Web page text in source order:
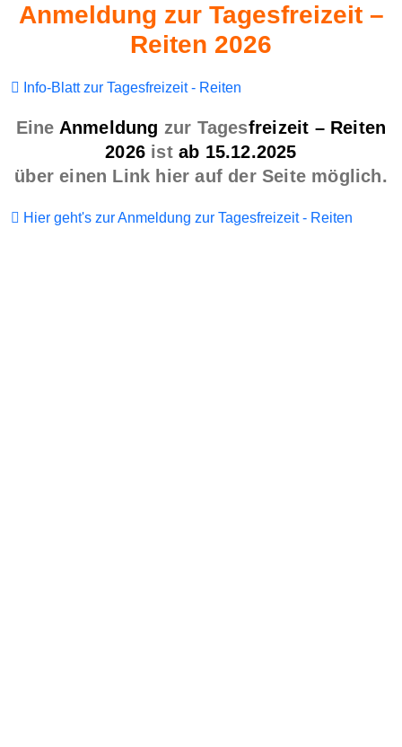
Anmeldung zur Tagesfreizeit –
Reiten 2026
Info-Blatt zur Tagesfreizeit - Reiten
Eine Anmeldung zur Tagesfreizeit – Reiten
2026 istab 15.12.2025
über einen Link hier auf der Seite möglich.
Hier geht's zur Anmeldung zur Tagesfreizeit - Reiten